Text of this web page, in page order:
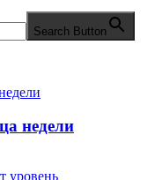
Search Button
недели